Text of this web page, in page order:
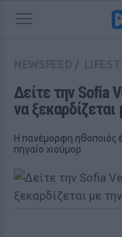
Δείτε την Sofia
να
Η πανέμορφη ηθοποιός
πηγαίο χιούμορ